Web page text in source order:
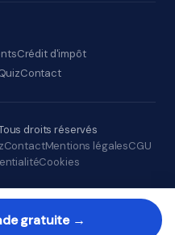
gratuite →
Crédit d'impôt
Contact
droits réservés
ContactMentions légalesCGU
Cookies